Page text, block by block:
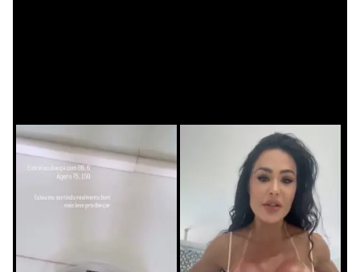
Slide 1 de 0